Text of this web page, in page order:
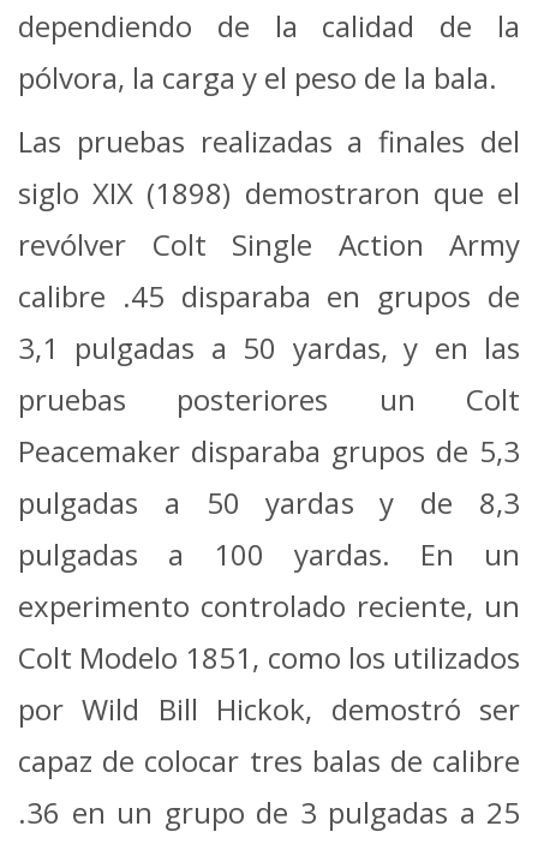
dependiendo de la calidad de la
pólvora, la carga y el peso de la bala.
Las pruebas realizadas a finales del
siglo XIX (1898) demostraron que el
revólver Colt Single Action Army
calibre .45 disparaba en grupos de
3,1 pulgadas a 50 yardas, y en las
pruebas posteriores un Colt
Peacemaker disparaba grupos de 5,3
pulgadas a 50 yardas y de 8,3
pulgadas a 100 yardas. En un
experimento controlado reciente, un
Colt Modelo 1851, como los utilizados
por Wild Bill Hickok, demostró ser
capaz de colocar tres balas de calibre
.36 en un grupo de 3 pulgadas a 25